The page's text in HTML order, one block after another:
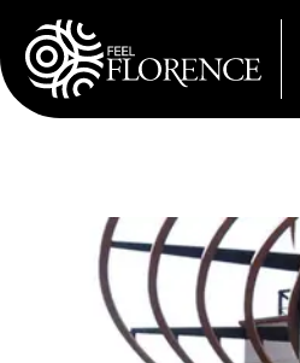
Aller au contenu principal